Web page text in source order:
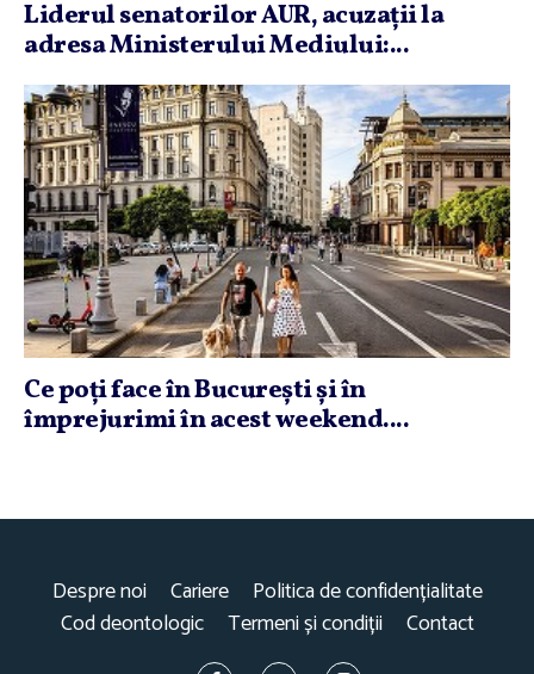
Liderul senatorilor AUR, acuzaţii la
adresa Ministerului Mediului:...
Ce poţi face în Bucureşti şi în
împrejurimi în acest weekend....
Despre noi Cariere
Politica de confidențialitate
Cod deontologic
Termeni și condiții Contact